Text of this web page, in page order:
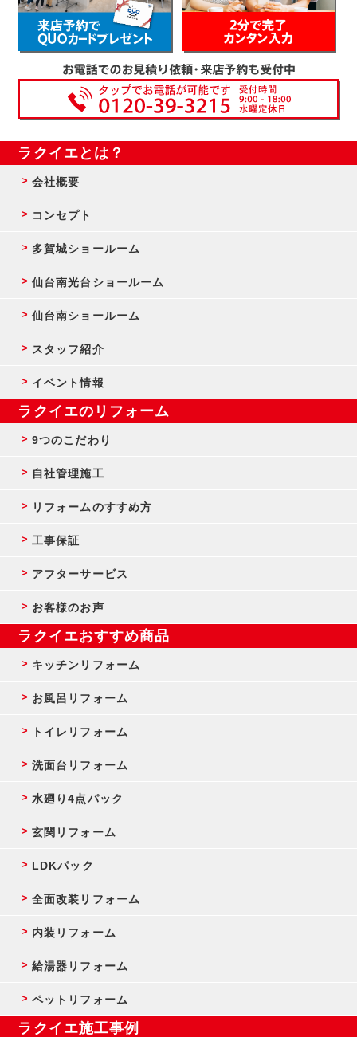
ラクイエとは？
会社概要
コンセプト
多賀城ショールーム
仙台南光台ショールーム
仙台南ショールーム
スタッフ紹介
イベント情報
ラクイエのリフォーム
9つのこだわり
自社管理施工
リフォームのすすめ方
工事保証
アフターサービス
お客様のお声
ラクイエおすすめ商品
キッチンリフォーム
お風呂リフォーム
トイレリフォーム
洗面台リフォーム
水廻り4点パック
玄関リフォーム
LDKパック
全面改装リフォーム
内装リフォーム
給湯器リフォーム
ペットリフォーム
ラクイエ施工事例